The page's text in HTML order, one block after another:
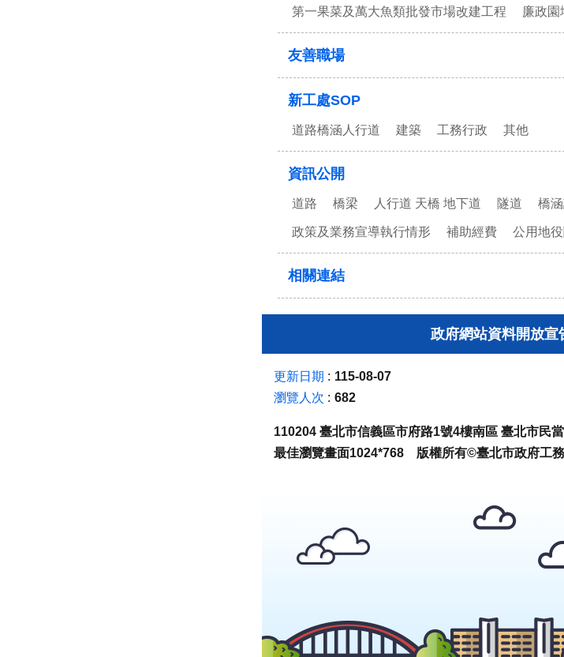
第一果菜及萬大魚類批發市場改建工程 廉政園
友善職場
新工處SOP
道路橋涵人行道 建築 工務行政 其他
資訊公開
道路 橋梁 人行道 天橋 地下道 隧道 橋
政策及業務宣導執行情形 補助經費 公用地
相關連結
政府網站資料開放宣
更新日期
115-08-07
瀏覽人次
682
110204 臺北市信義區市府路1號4樓南區 臺北市民
最佳瀏覽畫面1024*768 版權所有©臺北市政府工